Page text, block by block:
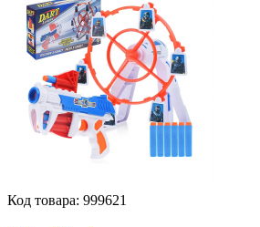
Код товара: 999621